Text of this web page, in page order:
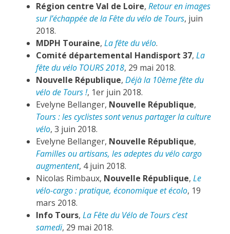
Région centre Val de Loire, Retour en images
sur l’échappée de la Fête du vélo de Tours, juin
2018.
MDPH Touraine, La fête du vélo.
Comité départemental Handisport 37, La
fête du vélo TOURS 2018, 29 mai 2018.
Nouvelle République, Déjà la 10ème fête du
vélo de Tours !, 1er juin 2018.
Evelyne Bellanger, Nouvelle République,
Tours : les cyclistes sont venus partager la culture
vélo, 3 juin 2018.
Evelyne Bellanger, Nouvelle République,
Familles ou artisans, les adeptes du vélo cargo
augmentent, 4 juin 2018.
Nicolas Rimbaux, Nouvelle République, Le
vélo-cargo : pratique, économique et écolo, 19
mars 2018.
Info Tours, La Fête du Vélo de Tours c’est
samedi, 29 mai 2018.